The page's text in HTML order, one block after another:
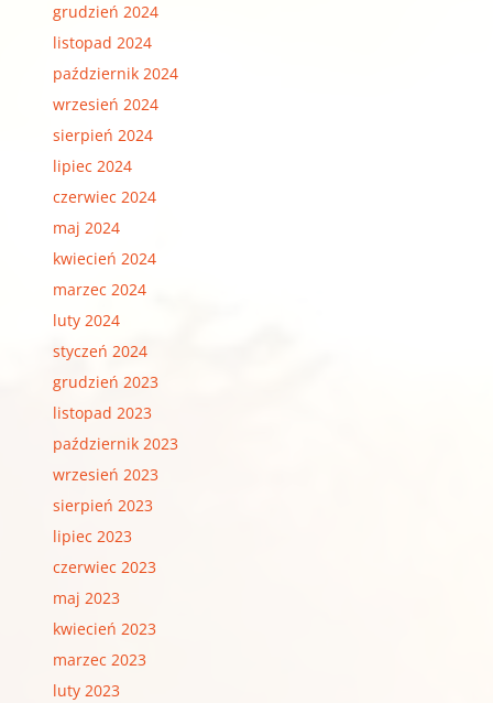
grudzień 2024
listopad 2024
październik 2024
wrzesień 2024
sierpień 2024
lipiec 2024
czerwiec 2024
maj 2024
kwiecień 2024
marzec 2024
luty 2024
styczeń 2024
grudzień 2023
listopad 2023
październik 2023
wrzesień 2023
sierpień 2023
lipiec 2023
czerwiec 2023
maj 2023
kwiecień 2023
marzec 2023
luty 2023